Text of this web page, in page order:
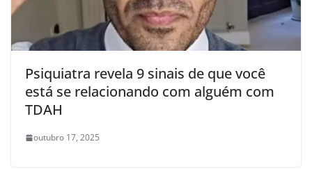
Psiquiatra revela 9 sinais de que você
está se relacionando com alguém com
TDAH
outubro 17, 2025